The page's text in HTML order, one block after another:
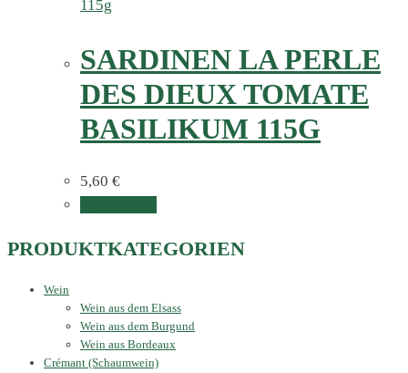
SARDINEN LA PERLE
DES DIEUX TOMATE
BASILIKUM 115G
5,60 €
PRODUKTKATEGORIEN
Wein
Wein aus dem Elsass
Wein aus dem Burgund
Wein aus Bordeaux
Crémant (Schaumwein)